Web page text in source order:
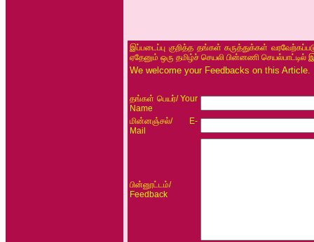
இப்படைப்பு குறித்த தங்கள் கருத்துக்கள்
ஏதேனும் ஒரு தமிழ்ச் செயலி பின்னணி செயல்பாட்டில்
We welcome your Feedbacks on this
தங்கள் பெயர்/ Your
Name
மின்னஞ்சல்/ E-
Mail
பின்னூட்டம்/
Feedback